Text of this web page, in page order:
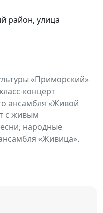
район, улица
«Приморский»
концерт
ансамбля «Живой
с живым
народные
«Живица».
на тёплый и
— «Есть только миг»,